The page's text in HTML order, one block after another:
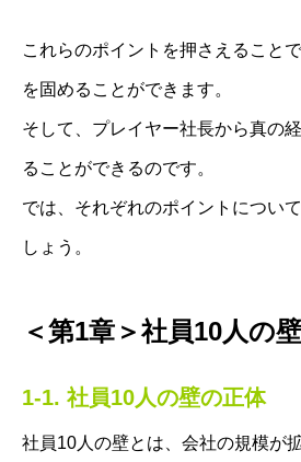
これらのポイントを押さえること
を固めることができます。
そして、プレイヤー社長から真の
ることができるのです。
では、それぞれのポイントについ
しょう。
＜第1章＞社員10人の
1-1. 社員10人の壁の正体
社員10人の壁とは、会社の規模が